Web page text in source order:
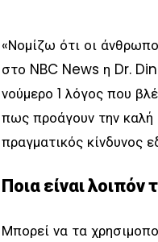
«Νομίζω ότι οι
στο NBC News η Dr.
νούμερο 1 λόγος που
πως προάγουν την καλή
πραγματικός κίνδυνος
Ποια είναι
Μπορεί να τα